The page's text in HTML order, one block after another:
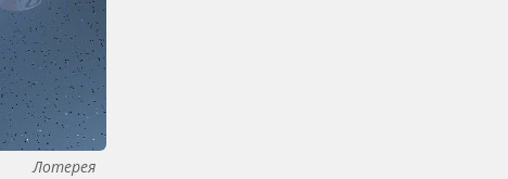
Лотерея